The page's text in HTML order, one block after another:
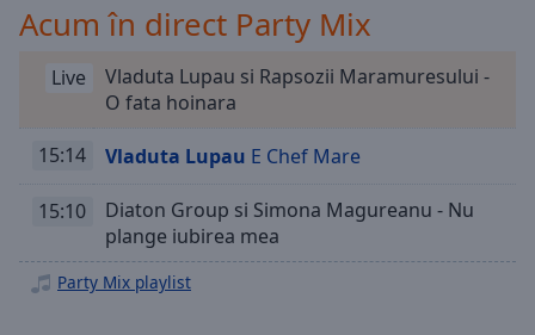
1x
Rate
Chapters
Descriptions
descriptions
off,
Acum în direct Party Mix
Live
Vladuta Lupau si Rapsozii Maramuresului -
O fata hoinara
15:14 Vladuta Lupau E Chef Mare
15:10
Diaton Group si Simona Magureanu - Nu
plange iubirea mea
Party Mix playlist